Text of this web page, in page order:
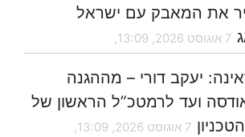
את המאבק עם ישראל
7 אוגוסט 2026, 13:09,
יעקב דורי – מההגנה
ועד לרמטכ”ל הראשון של
7 אוגוסט 2026, 13:09,